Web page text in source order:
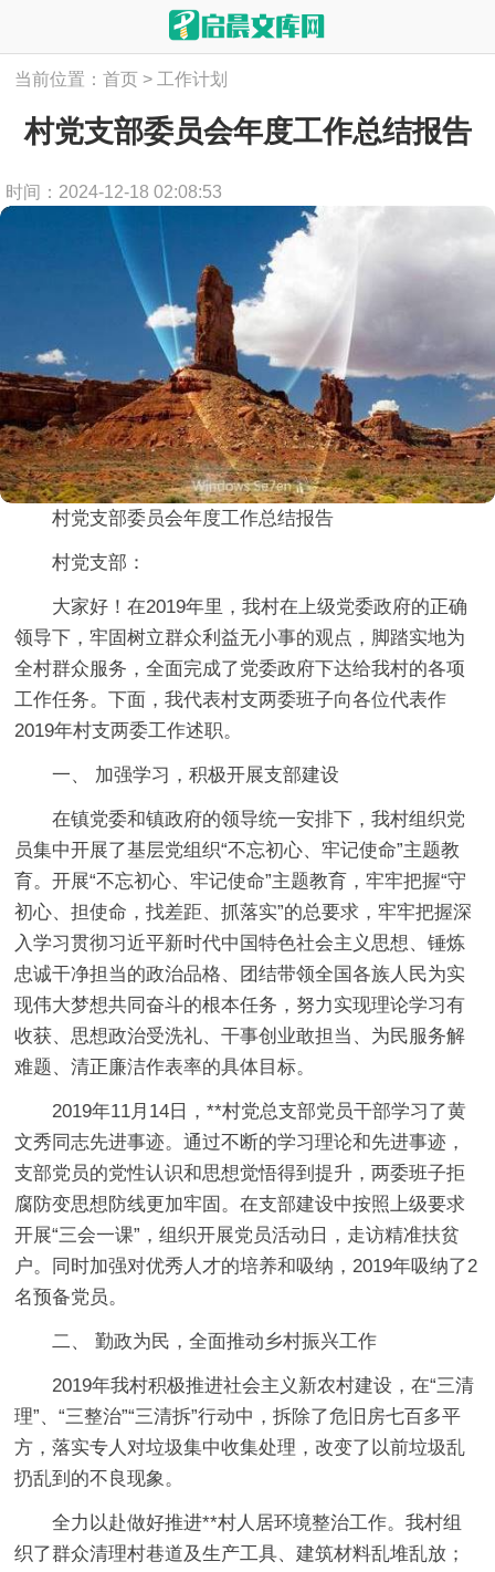
当前位置：首页 > 工作计划
村党支部委员会年度工作总结报告
时间：2024-12-18 02:08:53
村党支部委员会年度工作总结报告
村党支部：
大家好！在2019年里，我村在上级党委政府的正确
领导下，牢固树立群众利益无小事的观点，脚踏实地为
全村群众服务，全面完成了党委政府下达给我村的各项
工作任务。下面，我代表村支两委班子向各位代表作
2019年村支两委工作述职。
一、 加强学习，积极开展支部建设
在镇党委和镇政府的领导统一安排下，我村组织党
员集中开展了基层党组织“不忘初心、牢记使命”主题教
育。开展“不忘初心、牢记使命”主题教育，牢牢把握“守
初心、担使命，找差距、抓落实”的总要求，牢牢把握深
入学习贯彻习近平新时代中国特色社会主义思想、锤炼
忠诚干净担当的政治品格、团结带领全国各族人民为实
现伟大梦想共同奋斗的根本任务，努力实现理论学习有
收获、思想政治受洗礼、干事创业敢担当、为民服务解
难题、清正廉洁作表率的具体目标。
2019年11月14日，**村党总支部党员干部学习了黄
文秀同志先进事迹。通过不断的学习理论和先进事迹，
支部党员的党性认识和思想觉悟得到提升，两委班子拒
腐防变思想防线更加牢固。在支部建设中按照上级要求
开展“三会一课”，组织开展党员活动日，走访精准扶贫
户。同时加强对优秀人才的培养和吸纳，2019年吸纳了2
名预备党员。
二、 勤政为民，全面推动乡村振兴工作
2019年我村积极推进社会主义新农村建设，在“三清
理”、“三整治”“三清拆”行动中，拆除了危旧房七百多平
方，落实专人对垃圾集中收集处理，改变了以前垃圾乱
扔乱到的不良现象。
全力以赴做好推进**村人居环境整治工作。我村组
织了群众清理村巷道及生产工具、建筑材料乱堆乱放；